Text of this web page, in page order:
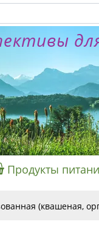
Продукты
(квашеная,